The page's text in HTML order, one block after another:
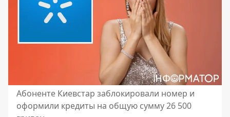
Абоненте Киевстар заблокировали номер и
оформили кредиты на общую сумму 26 500